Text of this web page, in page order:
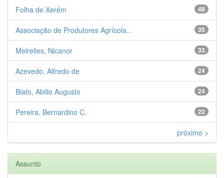
48
Folha de Xerém
35
Associação de Produtores Agrícola...
33
Meirelles, Nicanor
24
Azevedo, Alfredo de
24
Biato, Abilio Augusto
22
Pereira, Bernardino C.
próximo >
Assunto